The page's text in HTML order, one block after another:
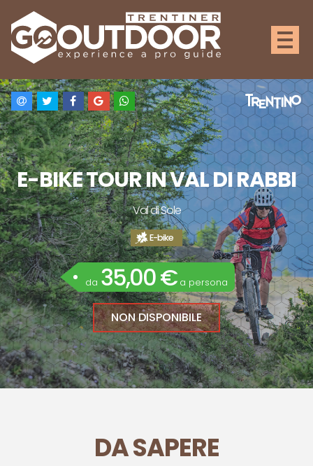
E-BIKE TOUR IN VAL DI RABBI
Val di Sole
E-bike
da 35,00 € a persona
NON DISPONIBILE
DA SAPERE